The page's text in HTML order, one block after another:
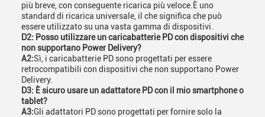
più breve, con conseguente ricarica più veloce.È uno
standard di ricarica universale, il che significa che può
essere utilizzato su una vasta gamma di dispositivi.
D2: Posso utilizzare un caricabatterie PD con dispositivi che
non supportano Power Delivery?
A2:Sì, i caricabatterie PD sono progettati per essere
retrocompatibili con dispositivi che non supportano Power
Delivery.
D3: È sicuro usare un adattatore PD con il mio smartphone o
tablet?
A3:Gli adattatori PD sono progettati per fornire solo la